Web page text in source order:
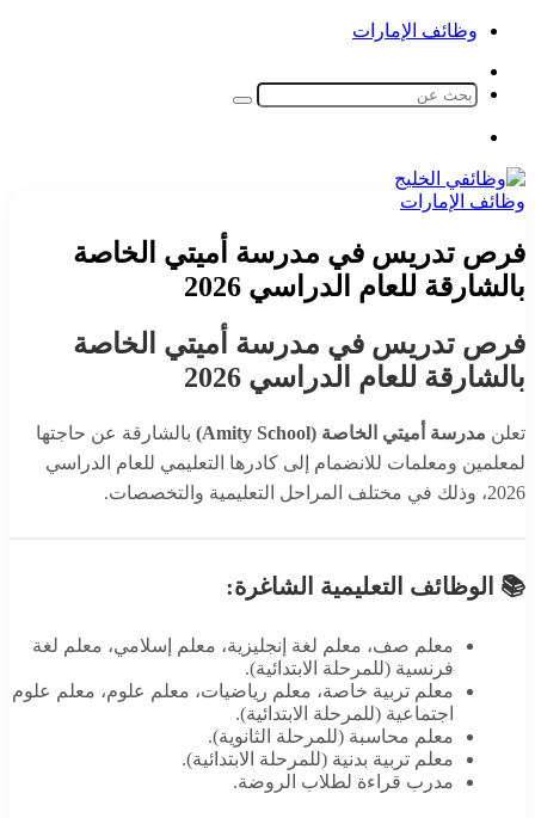
وظائف الإمارات
المظلم
بحث
وظائف الإمارات
فرص تدريس في مدرسة أميتي الخاصة
بالشارقة للعام الدراسي 2026
فرص تدريس في مدرسة أميتي الخاصة
بالشارقة للعام الدراسي 2026
تعلن مدرسة أميتي الخاصة (Amity School)
بالشارقة عن حاجتها
لمعلمين ومعلمات للانضمام إلى كادرها التعليمي للعام الدراسي
2026، وذلك في مختلف المراحل التعليمية والتخصصات.
📚 الوظائف التعليمية الشاغرة:
معلم صف، معلم لغة إنجليزية، معلم إسلامي، معلم لغة
فرنسية (للمرحلة الابتدائية).
معلم تربية خاصة، معلم رياضيات، معلم علوم، معلم علوم
اجتماعية (للمرحلة الابتدائية).
معلم محاسبة (للمرحلة الثانوية).
معلم تربية بدنية (للمرحلة الابتدائية).
مدرب قراءة لطلاب الروضة.